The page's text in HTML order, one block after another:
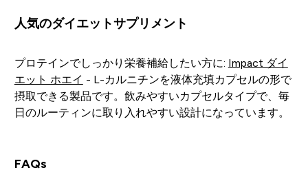
人気のダイエットサプリメント
プロテインでしっかり栄養補給したい方に: Impact ダイ
エット ホエイ - L-カルニチンを液体充填カプセルの形で
摂取できる製品です。飲みやすいカプセルタイプで、毎
日のルーティンに取り入れやすい設計になっています。
FAQs